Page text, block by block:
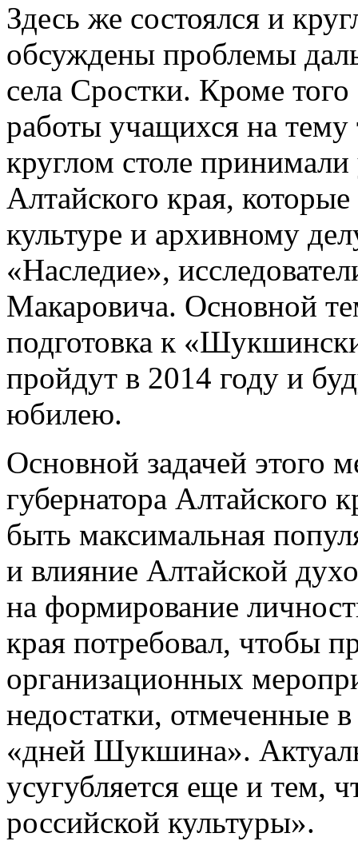
Здесь же состоялся и
обсуждены проблемы
села Сростки. Кроме
работы учащихся на
круглом столе
Алтайского края,
культуре и архивному
«Наследие»,
Макаровича. Основной
подготовка к
пройдут в 2014 году и
юбилею.
Основной задачей этого
губернатора Алтайского
быть максимальная
и влияние Алтайской
на формирование
края потребовал, чтобы
организационных
недостатки, отмеченные
«дней Шукшина».
усугубляется еще и тем,
российской культуры».